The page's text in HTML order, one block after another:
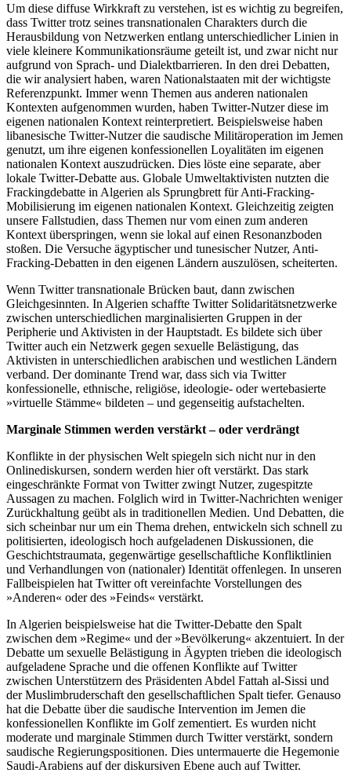
Um diese diffuse Wirkkraft zu verstehen, ist es wichtig zu begreifen,
dass Twitter trotz seines transnationalen Charakters durch die
Herausbildung von Netzwerken entlang unterschiedlicher Linien in
viele kleinere Kommunikationsräume geteilt ist, und zwar nicht nur
aufgrund von Sprach- und Dialektbarrieren. In den drei Debatten,
die wir analysiert haben, waren Nationalstaaten mit der wichtigste
Referenzpunkt. Immer wenn Themen aus anderen nationalen
Kontexten aufgenommen wurden, haben Twitter-Nutzer diese im
eigenen nationalen Kontext reinterpretiert. Beispielsweise haben
libanesische Twitter-Nutzer die saudische Militäroperation im Jemen
genutzt, um ihre eigenen konfessionellen Loyalitäten im eigenen
nationalen Kontext auszudrücken. Dies löste eine separate, aber
lokale Twitter-Debatte aus. Globale Umweltaktivisten nutzten die
Frackingdebatte in Algerien als Sprungbrett für Anti-Fracking-
Mobilisierung im eigenen nationalen Kontext. Gleichzeitig zeigten
unsere Fallstudien, dass Themen nur vom einen zum anderen
Kontext überspringen, wenn sie lokal auf einen Resonanzboden
stoßen. Die Versuche ägyptischer und tunesischer Nutzer, Anti-
Fracking-Debatten in den eigenen Ländern auszulösen, scheiterten.
Wenn Twitter transnationale Brücken baut, dann zwischen
Gleichgesinnten. In Algerien schaffte Twitter Solidaritätsnetzwerke
zwischen unterschiedlichen marginalisierten Gruppen in der
Peripherie und Aktivisten in der Hauptstadt. Es bildete sich über
Twitter auch ein Netzwerk gegen sexuelle Belästigung, das
Aktivisten in unterschiedlichen arabischen und westlichen Ländern
verband. Der dominante Trend war, dass sich via Twitter
konfessionelle, ethnische, religiöse, ideologie- oder wertebasierte
»virtuelle Stämme« bildeten – und gegenseitig aufstachelten.
Marginale Stimmen werden verstärkt – oder verdrängt
Konflikte in der physischen Welt spiegeln sich nicht nur in den
Onlinediskursen, sondern werden hier oft verstärkt. Das stark
eingeschränkte Format von Twitter zwingt Nutzer, zugespitzte
Aussagen zu machen. Folglich wird in Twitter-Nachrichten weniger
Zurückhaltung geübt als in traditionellen Medien. Und Debatten, die
sich scheinbar nur um ein Thema drehen, entwickeln sich schnell zu
politisierten, ideologisch hoch aufgeladenen Diskussionen, die
Geschichtstraumata, gegenwärtige gesellschaftliche Konfliktlinien
und Verhandlungen von (nationaler) Identität offenlegen. In unseren
Fallbeispielen hat Twitter oft vereinfachte Vorstellungen des
»Anderen« oder des »Feinds« verstärkt.
In Algerien beispielsweise hat die Twitter-Debatte den Spalt
zwischen dem »Regime« und der »Bevölkerung« akzentuiert. In der
Debatte um sexuelle Belästigung in Ägypten trieben die ideologisch
aufgeladene Sprache und die offenen Konflikte auf Twitter
zwischen Unterstützern des Präsidenten Abdel Fattah al-Sissi und
der Muslimbruderschaft den gesellschaftlichen Spalt tiefer. Genauso
hat die Debatte über die saudische Intervention im Jemen die
konfessionellen Konflikte im Golf zementiert. Es wurden nicht
moderate und marginale Stimmen durch Twitter verstärkt, sondern
saudische Regierungspositionen. Dies untermauerte die Hegemonie
Saudi-Arabiens auf der diskursiven Ebene auch auf Twitter.